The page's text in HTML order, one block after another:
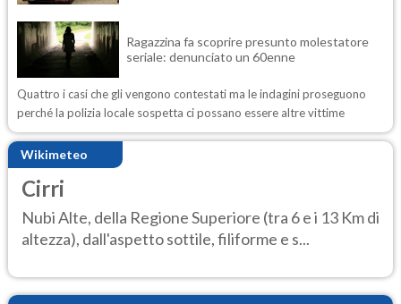
Ragazzina fa scoprire presunto molestatore
seriale: denunciato un 60enne
Quattro i casi che gli vengono contestati ma le indagini proseguono
perché la polizia locale sospetta ci possano essere altre vittime
Wikimeteo
Cirri
Nubi Alte, della Regione Superiore (tra 6 e i 13 Km di
altezza), dall'aspetto sottile, filiforme e s...